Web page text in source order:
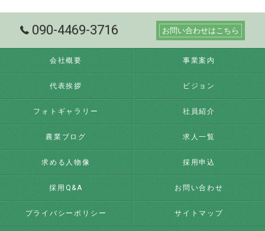
090-4469-3716 お問い合わせはこちら
会社概要 事業案内
代表挨拶 ビジョン
フォトギャラリー 社員紹介
農業ブログ 求人一覧
求める人物像 採用申込
採用Q&A お問い合わせ
プライバシーポリシー サイトマップ